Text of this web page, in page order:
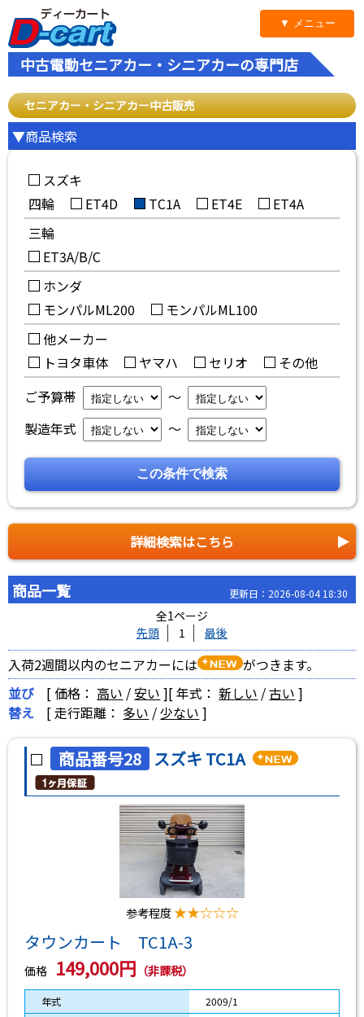
中古電動セニアカー・シニアカーの専門店
セニアカー・シニアカー中古販売
▼商品検索
スズキ
四輪
ET4D TC1A ET4E
ET4A
三輪
ET3A/B/C
ホンダ
モンパルML200
モンパルML100
他メーカー
トヨタ車体
ヤマハ セリオ
その他
ご予算帯
～
製造年式
～
詳細検索はこちら
更新日：2026-08-04 18:30
商品一覧
全1ページ
先頭
1 最後
入荷2週間以内のセニアカーには
がつきます。
並び
替え
[ 価格：高い /安い ][ 年式：新しい /古い ]
[ 走行距離： 多い /少ない ]
商品番号28 スズキ TC1A
参考程度 ★★☆☆☆
タウンカート TC1A-3
価格 149,000円 （非課税）
年式
2009/1
▼ メニュー